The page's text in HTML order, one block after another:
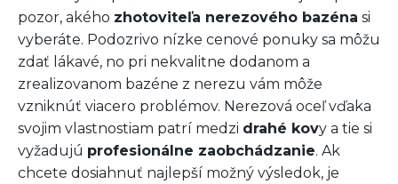
pozor, akého zhotoviteľa nerezového bazéna si
vyberáte. Podozrivo nízke cenové ponuky sa môžu
zdať lákavé, no pri nekvalitne dodanom a
zrealizovanom bazéne z nerezu vám môže
vzniknúť viacero problémov. Nerezová oceľ vďaka
svojim vlastnostiam patrí medzi drahé kovy a tie si
vyžadujú profesionálne zaobchádzanie. Ak
chcete dosiahnuť najlepší možný výsledok, je